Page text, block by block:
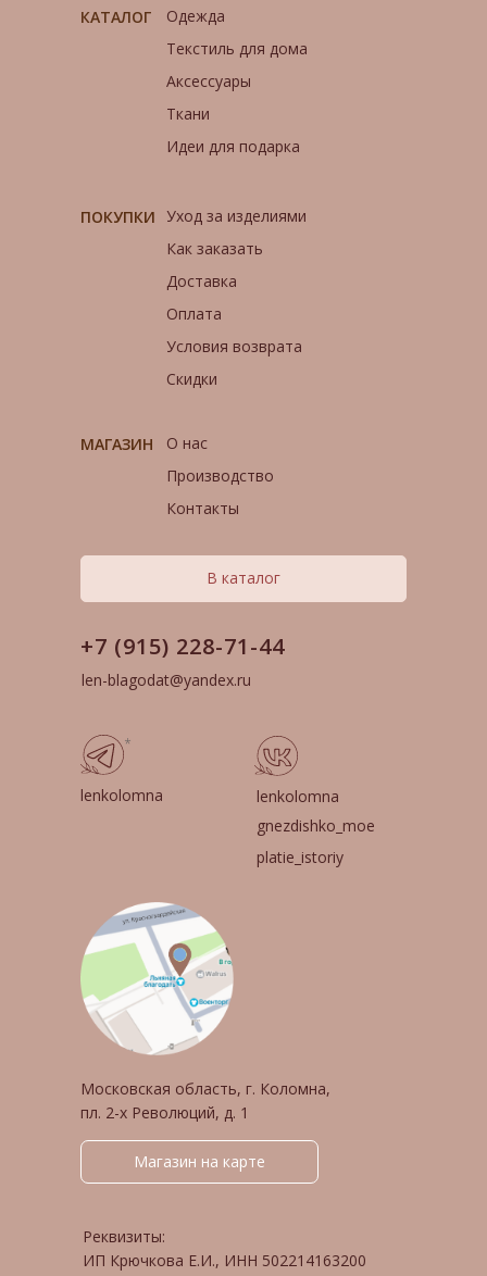
В каталог
Магазин на карте
МАГАЗИН
ПОКУПКИ
Реквизиты:
ИП Крючкова Е.И., ИНН 502214163200
len-blagodat@yandex.ru
+7 (915) 228-71-44
О нас
Производство
Контакты
lenkolomna
gnezdishko_moe
platie_istoriy
lenkolomna
Московская область, г. Коломна,
пл. 2-х Революций, д. 1
Уход за изделиями
Как заказать
Доставка
Оплата
Условия возврата
Скидки
Одежда
Текстиль для дома
Аксессуары
Ткани
Идеи для подарка
КАТАЛОГ
*